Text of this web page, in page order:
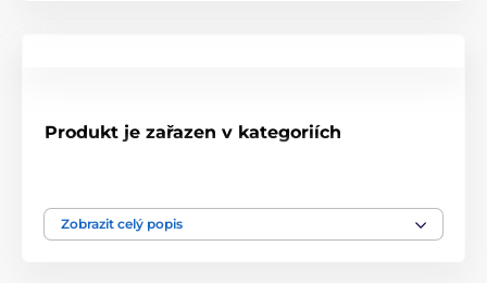
Produkt je zařazen v kategoriích
Tvrzená skla pro iPhone 16e
Zobrazit celý popis